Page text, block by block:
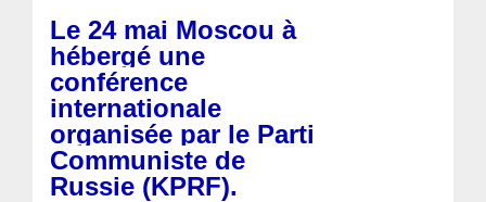
Le 24 mai Moscou à
hébergé une
conférence
internationale
organisée par le Parti
Communiste de
Russie (KPRF).